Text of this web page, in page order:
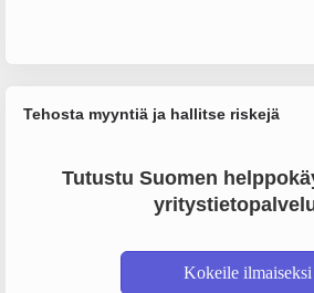
Tehosta myyntiä ja hallitse riskejä
Tutustu Suomen
Kokeile ilmaiseksi